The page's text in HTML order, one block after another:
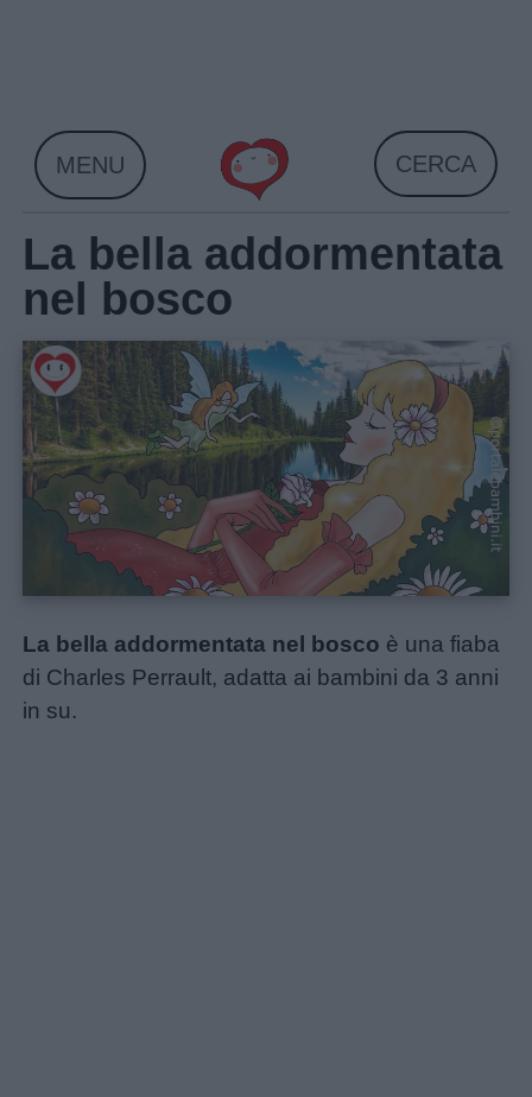
MENU CERCA
La bella addormentata
nel bosco
La bella addormentata nel bosco è una fiaba
di Charles Perrault, adatta ai bambini da 3 anni
in su.